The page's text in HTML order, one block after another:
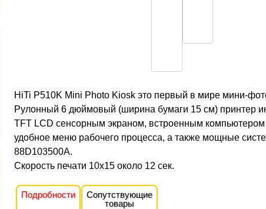
HiTi P510K Mini Photo Kiosk это первый в мире мини-
Рулонный 6 дюймовый (ширина бумаги 15 см) принтер
TFT LCD сенсорным экраном, встроенным
удобное меню рабочего процесса, а также мощные
88D103500A.
Скорость печати 10x15 около 12 сек.
Подробности
Сопутствующие
товары